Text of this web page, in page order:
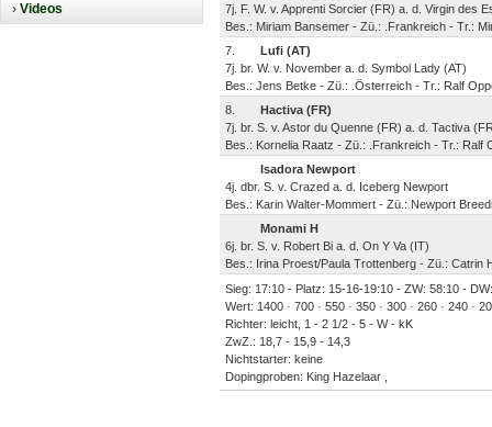
› Videos
7j. F. W. v. Apprenti Sorcier (FR) a. d. Virgin des
Bes.: Miriam Bansemer - Zü.: .Frankreich - Tr.:
7.
Lufi (AT)
7j. br. W. v. November a. d. Symbol Lady (AT)
Bes.: Jens Betke - Zü.: .Österreich - Tr.: Ralf
8.
Hactiva (FR)
7j. br. S. v. Astor du Quenne (FR) a. d. Tactiva
Bes.: Kornelia Raatz - Zü.: .Frankreich - Tr.: Ralf
Isadora Newport
4j. dbr. S. v. Crazed a. d. Iceberg Newport
Bes.: Karin Walter-Mommert - Zü.: Newport
Monami H
6j. br. S. v. Robert Bi a. d. On Y Va (IT)
Bes.: Irina Proest/Paula Trottenberg - Zü.: Catrin
Sieg: 17:10 - Platz: 15-16-19:10 - ZW: 58:10 -
Wert: 1400 · 700 · 550 · 350 · 300 · 260 · 240 ·
Richter: leicht, 1 - 2 1/2 - 5 - W - kK
ZwZ.: 18,7 - 15,9 - 14,3
Nichtstarter: keine
Dopingproben: King Hazelaar ,